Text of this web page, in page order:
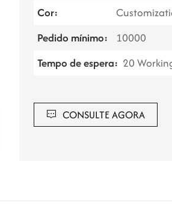
Cor:
Pedido mínimo:
10000
Tempo de espera: 20
CONSULTE AGORA